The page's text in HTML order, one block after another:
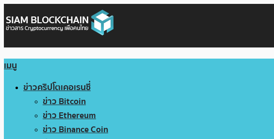
เมนู
ข่าวคริปโตเคอเรนซี่
ข่าว Bitcoin
ข่าว Ethereum
ข่าว Binance Coin